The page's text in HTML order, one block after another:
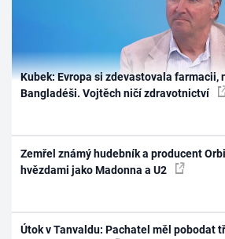
Kubek: Evropa si zdevastovala farmacii,
Bangladéši. Vojtěch ničí zdravotnictví
Zemřel známý hudebník a producent
hvězdami jako Madonna a U2
Útok v Tanvaldu: Pachatel měl pobodat